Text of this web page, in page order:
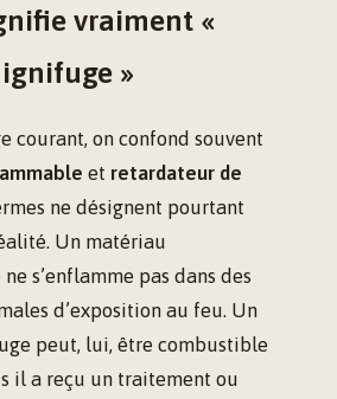
vraiment «
»
courant, on confond souvent
et retardateur de
ne désignent pourtant
Un matériau
s’enflamme pas dans des
d’exposition au feu. Un
peut, lui, être combustible
il a reçu un traitement ou